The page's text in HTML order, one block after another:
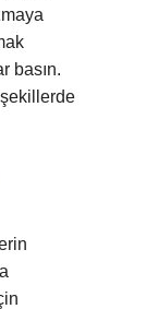
basın.
şekillerde